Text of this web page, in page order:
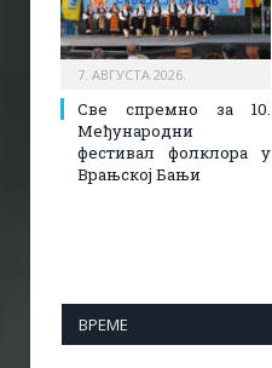
7. АВГУСТА 2026.
Све спремно за 10.
Међународни
фестивал фолклора у
Врањској Бањи
ВРЕМЕ